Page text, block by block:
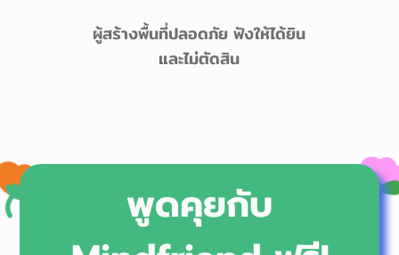
ผู้สร้างพื้นที่ปลอดภัย ฟังให้ได้ยิน
และไม่ตัดสิน
พูดคุยกับ